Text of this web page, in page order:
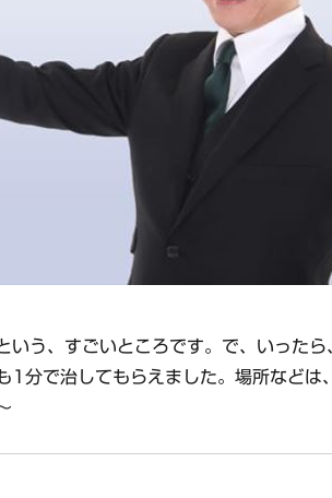
いう、すごいところです。で、いったら
1分で治してもらえました。場所など